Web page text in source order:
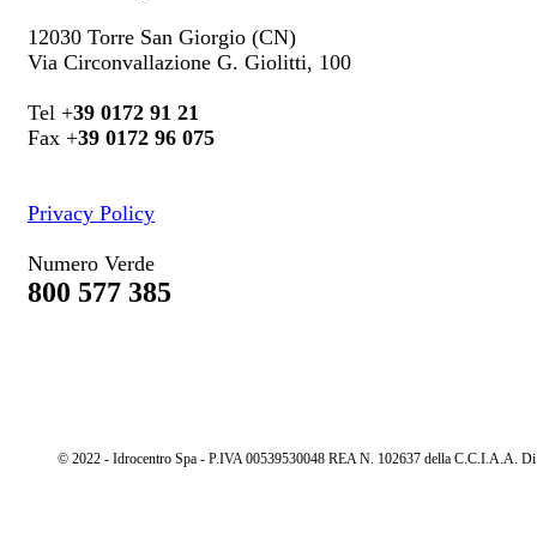
12030 Torre San Giorgio (CN)
Via Circonvallazione G. Giolitti, 100
Tel +39 0172 91 21
Fax +39 0172 96 075
Privacy Policy
Numero Verde
800 577 385
© 2022 - Idrocentro Spa - P.IVA 00539530048 REA N. 102637 della C.C.I.A.A.